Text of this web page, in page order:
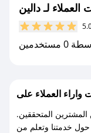
مشترياتك مع
العملاء لـ دالين
المشترين المتحققين.
خدمتنا وتعلم من